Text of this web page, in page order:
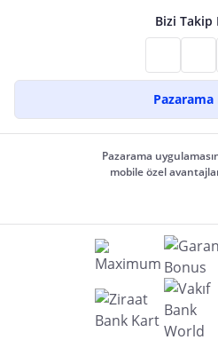
Bizi Takip
Pazarama
Pazarama
mobile özel